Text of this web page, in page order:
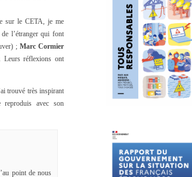
sur le CETA, je me
l’étranger qui font
; Marc Cormier
Leurs réflexions ont
trouvé très inspirant
avec son
point de nous